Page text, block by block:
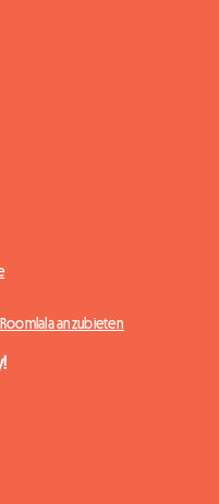
anzubieten